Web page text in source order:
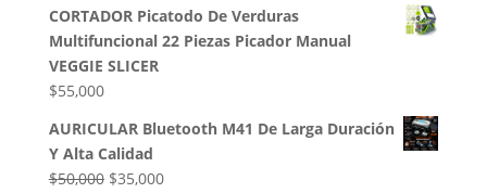
original
era:
$85,000.
actual
es:
CORTADOR Picatodo De Verduras
Multifuncional 22 Piezas Picador Manual
VEGGIE SLICER
$55,000
AURICULAR Bluetooth M41 De Larga Duración
Y Alta Calidad
$50,000 El
$35,000El